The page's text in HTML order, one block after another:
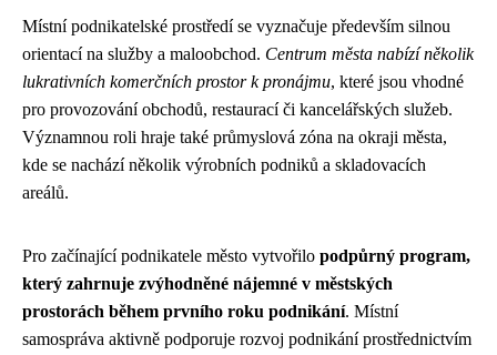
Místní podnikatelské prostředí se vyznačuje především silnou
orientací na služby a maloobchod. Centrum města nabízí několik
lukrativních komerčních prostor k pronájmu, které jsou vhodné
pro provozování obchodů, restaurací či kancelářských služeb.
Významnou roli hraje také průmyslová zóna na okraji města,
kde se nachází několik výrobních podniků a skladovacích
areálů.
Pro začínající podnikatele město vytvořilo podpůrný program,
který zahrnuje zvýhodněné nájemné v městských
prostorách během prvního roku podnikání. Místní
samospráva aktivně podporuje rozvoj podnikání prostřednictvím